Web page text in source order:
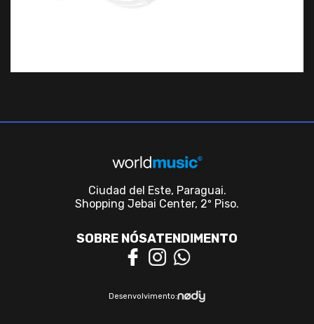
Ciudad del Este, Paraguai.
Shopping Jebai Center, 2º Piso.
SOBRE NÓSATENDIMENTO
Desenvolvimento: